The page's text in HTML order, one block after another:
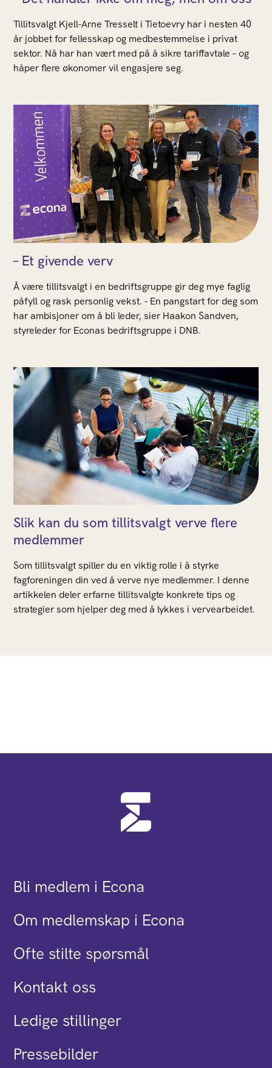
Tillitsvalgt Kjell-Arne Tresselt i Tietoevry har i nesten 40
år jobbet for fellesskap og medbestemmelse i privat
sektor. Nå har han vært med på å sikre tariffavtale – og
håper flere økonomer vil engasjere seg.
– Et givende verv
Å være tillitsvalgt i en bedriftsgruppe gir deg mye faglig
påfyll og rask personlig vekst. - En pangstart for deg som
har ambisjoner om å bli leder, sier Haakon Sandven,
styreleder for Econas bedriftsgruppe i DNB.
Slik kan du som tillitsvalgt verve flere
medlemmer
Som tillitsvalgt spiller du en viktig rolle i å styrke
fagforeningen din ved å verve nye medlemmer. I denne
artikkelen deler erfarne tillitsvalgte konkrete tips og
strategier som hjelper deg med å lykkes i vervearbeidet.
Bli medlem i Econa
Om medlemskap i Econa
Ofte stilte spørsmål
Kontakt oss
Ledige stillinger
Pressebilder